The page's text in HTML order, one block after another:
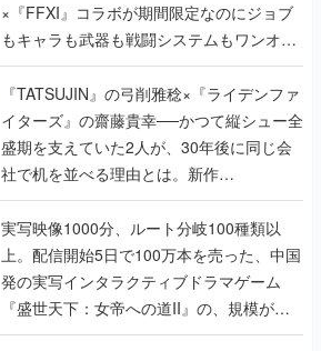
×『FFXI』コラボが期間限定なのにジョブ
もキャラも武器も戦闘システムもワンオフ
で作り込まれた理由を両ディレクターに聞
く
『TATSUJIN』の弓削雅稔×『ライデンファ
イターズ』の齋藤貴幸──かつて縦シュー全
盛期を支えていた2人が、30年後に同じ会
社で机を並べる理由とは。新作
『TATSUJIN EXTREME』で初タッグを組
んだレジェンド2人に訊く開発秘話
実写映像1000分、ルート分岐100種類以
上。配信開始5日で100万本を売った、中国
発の実写インタラクティブドラマゲーム
『盛世天下：女帝への道II』の、規模が違
うこだわりをプロデューサーに聞いた